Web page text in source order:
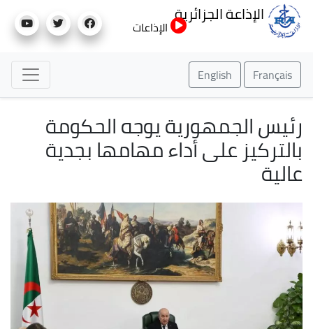
إلى
الإذاعة الجزائرية
الإذاعات
Français
English
رئيس الجمهورية يوجه الحكومة
بالتركيز على أداء مهامها بجدية
عالية